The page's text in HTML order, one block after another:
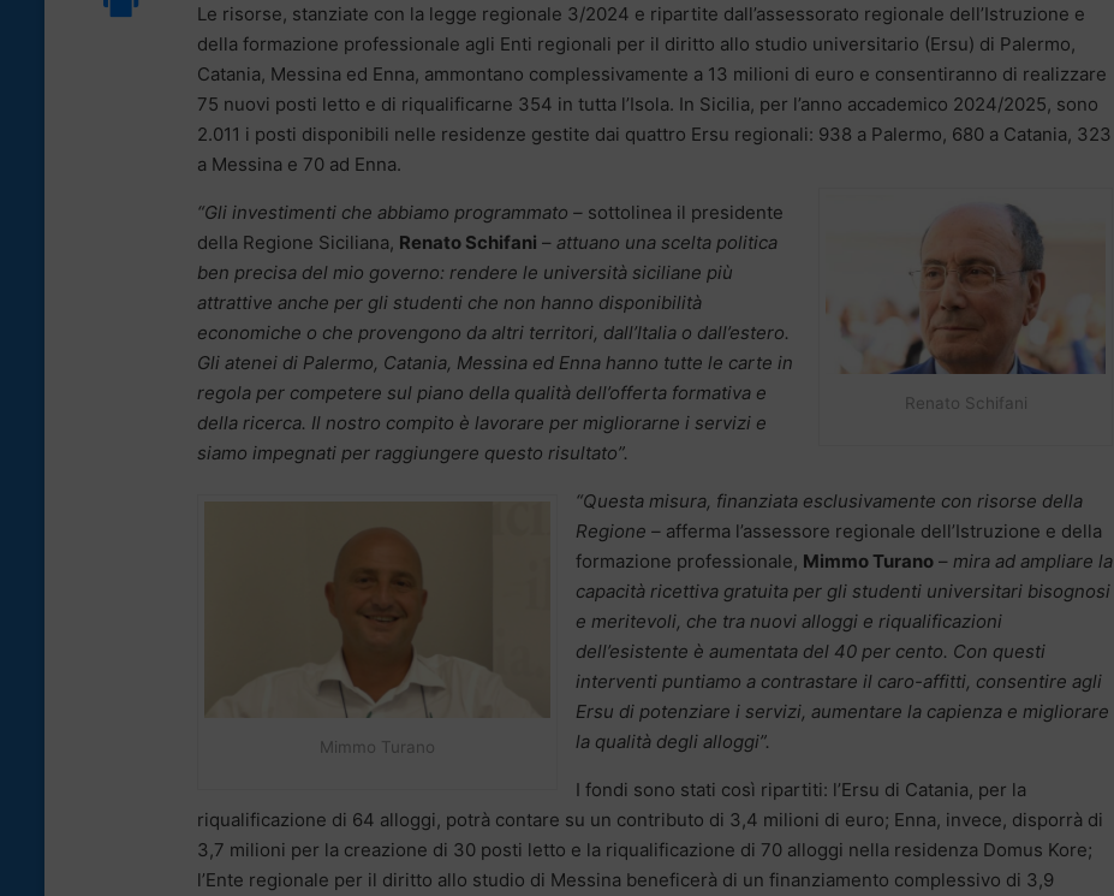
Le risorse, stanziate con la legge regionale 3/2024 e ripartite dall’assessorato regionale dell’Istruzione e
della formazione professionale agli Enti regionali per il diritto allo studio universitario (Ersu) di Palermo,
Catania, Messina ed Enna, ammontano complessivamente a 13 milioni di euro e consentiranno di realizzare
75 nuovi posti letto e di riqualificarne 354 in tutta l’Isola. In Sicilia, per l’anno accademico 2024/2025, sono
2.011 i posti disponibili nelle residenze gestite dai quattro Ersu regionali: 938 a Palermo, 680 a Catania, 323
a Messina e 70 ad Enna.
Renato Schifani
“Gli investimenti che abbiamo programmato – sottolinea il presidente
della Regione Siciliana, Renato Schifani – attuano una scelta politica
ben precisa del mio governo: rendere le università siciliane più
attrattive anche per gli studenti che non hanno disponibilità
economiche o che provengono da altri territori, dall’Italia o dall’estero.
Gli atenei di Palermo, Catania, Messina ed Enna hanno tutte le carte in
regola per competere sul piano della qualità dell’offerta formativa e
della ricerca. Il nostro compito è lavorare per migliorarne i servizi e
siamo impegnati per raggiungere questo risultato”.
Mimmo Turano
“Questa misura, finanziata esclusivamente con risorse della
Regione – afferma l’assessore regionale dell’Istruzione e della
formazione professionale, Mimmo Turano – mira ad ampliare la
capacità ricettiva gratuita per gli studenti universitari bisognosi
e meritevoli, che tra nuovi alloggi e riqualificazioni
dell’esistente è aumentata del 40 per cento. Con questi
interventi puntiamo a contrastare il caro-affitti, consentire agli
Ersu di potenziare i servizi, aumentare la capienza e migliorare
la qualità degli alloggi”.
I fondi sono stati così ripartiti: l’Ersu di Catania, per la
riqualificazione di 64 alloggi, potrà contare su un contributo di 3,4 milioni di euro; Enna, invece, disporrà di
3,7 milioni per la creazione di 30 posti letto e la riqualificazione di 70 alloggi nella residenza Domus Kore;
l’Ente regionale per il diritto allo studio di Messina beneficerà di un finanziamento complessivo di 3,9